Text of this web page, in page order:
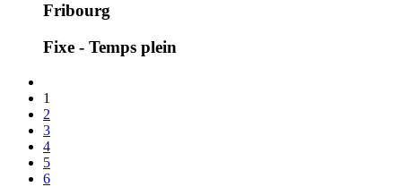
Fribourg
Fixe - Temps plein
1
2
3
4
5
6